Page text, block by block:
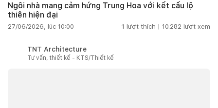
Ngôi nhà mang cảm hứng Trung Hoa với kết cấu lộ
thiên hiện đại
27/06/2026, lúc 10:00 1 lượt thích | 10.282 lượt xem
TNT Architecture
Tư vấn, thiết kế - KTS/Thiết kế